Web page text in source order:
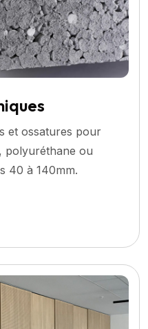
et ossatures pour
polyuréthane ou
40 à 140mm.